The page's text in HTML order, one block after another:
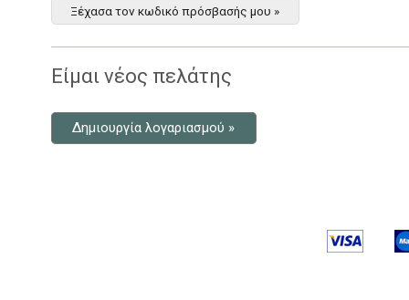
Ξέχασα τον κωδικό πρόσβασής μου »
Είμαι νέος πελάτης
Δημιουργία λογαριασμού »